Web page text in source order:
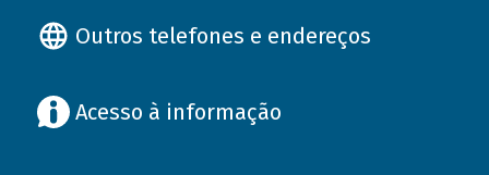
Outros telefones e endereços
Acesso à informação